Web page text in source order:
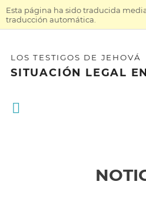
Esta página ha sido traducida
traducción automática.
LOS TESTIGOS DE JEHOVÁ
SITUACIÓN LEGAL